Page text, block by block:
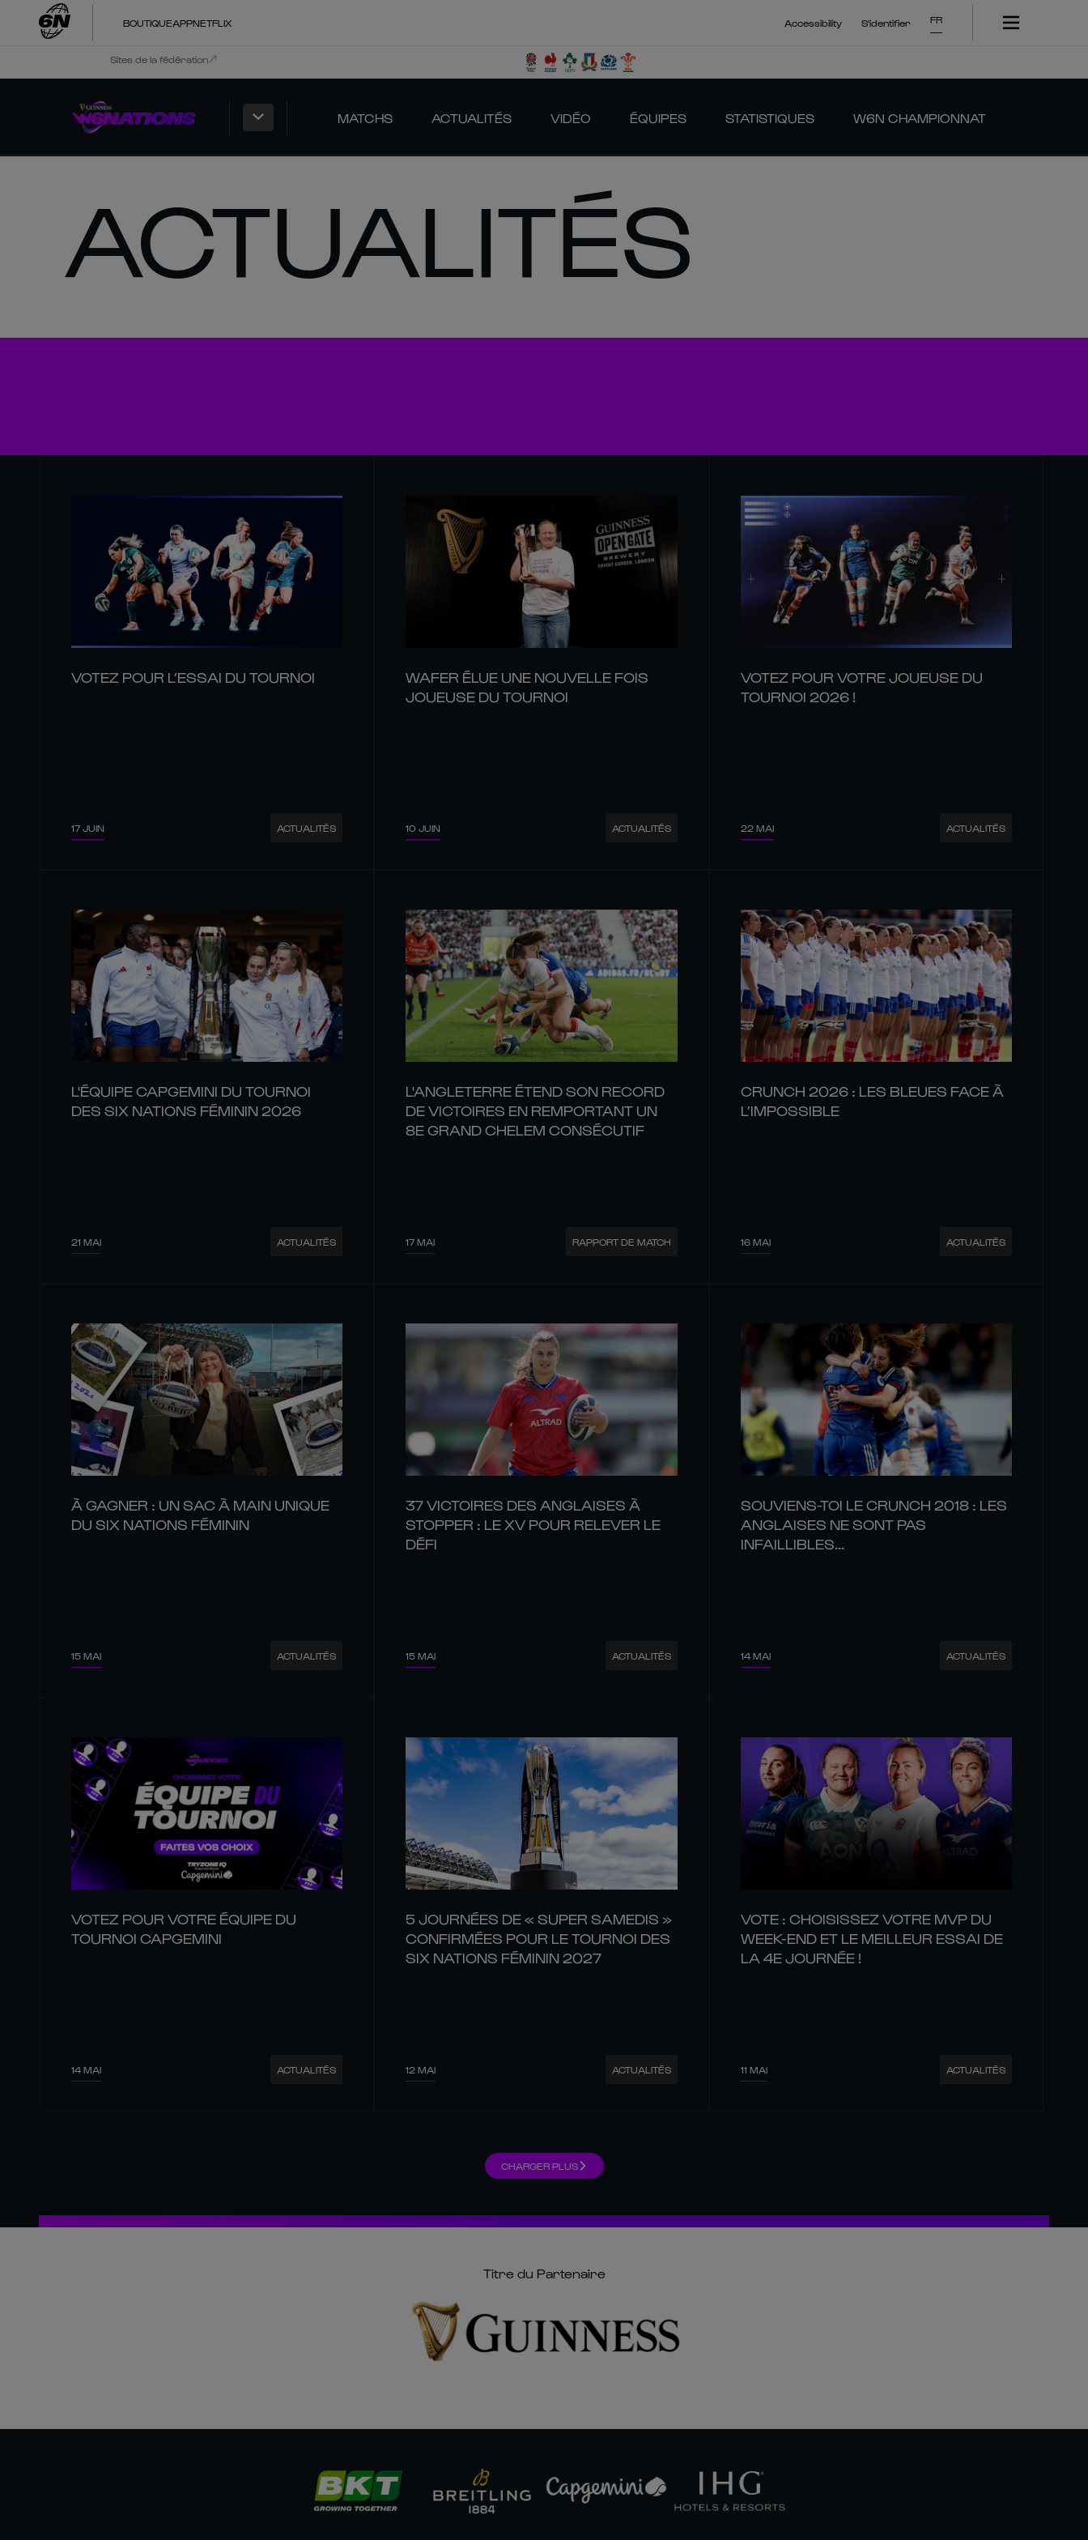
BOUTIQUEAPPNETFLIX Accessibility S'identifier FR
Sites de la fédération
MATCHS ACTUALITÉS VIDÉO ÉQUIPES STATISTIQUES W6N CHAMPIONNAT
ACTUALITÉS
VOTEZ POUR L’ESSAI DU TOURNOI
17 JUIN ACTUALITÉS
WAFER ÉLUE UNE NOUVELLE FOIS
JOUEUSE DU TOURNOI
10 JUIN ACTUALITÉS
VOTEZ POUR VOTRE JOUEUSE DU
TOURNOI 2026 !
22 MAI ACTUALITÉS
L'ÉQUIPE CAPGEMINI DU TOURNOI
DES SIX NATIONS FÉMININ 2026
21 MAI ACTUALITÉS
L'ANGLETERRE ÉTEND SON RECORD
DE VICTOIRES EN REMPORTANT UN
8E GRAND CHELEM CONSÉCUTIF
17 MAI RAPPORT DE MATCH
CRUNCH 2026 : LES BLEUES FACE À
L’IMPOSSIBLE
16 MAI ACTUALITÉS
À GAGNER : UN SAC À MAIN UNIQUE
DU SIX NATIONS FÉMININ
15 MAI ACTUALITÉS
37 VICTOIRES DES ANGLAISES À
STOPPER : LE XV POUR RELEVER LE
DÉFI
15 MAI ACTUALITÉS
SOUVIENS-TOI LE CRUNCH 2018 : LES
ANGLAISES NE SONT PAS
INFAILLIBLES...
14 MAI ACTUALITÉS
VOTEZ POUR VOTRE ÉQUIPE DU
TOURNOI CAPGEMINI
14 MAI ACTUALITÉS
5 JOURNÉES DE « SUPER SAMEDIS »
CONFIRMÉES POUR LE TOURNOI DES
SIX NATIONS FÉMININ 2027
12 MAI ACTUALITÉS
VOTE : CHOISISSEZ VOTRE MVP DU
WEEK-END ET LE MEILLEUR ESSAI DE
LA 4E JOURNÉE !
11 MAI ACTUALITÉS
CHARGER PLUS
Titre du Partenaire